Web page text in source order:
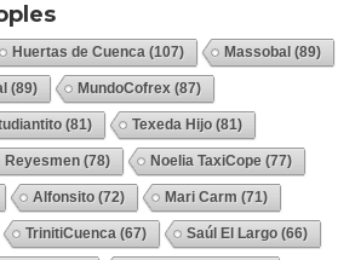
Huertas de Cuenca (107) Massobal (89)
(89) MundoCofrex (87)
(81) Texeda Hijo (81)
Reyesmen (78) Noelia TaxiCope (77)
Alfonsito (72) Mari Carm (71)
TrinitiCuenca (67) Saúl El Largo (66)